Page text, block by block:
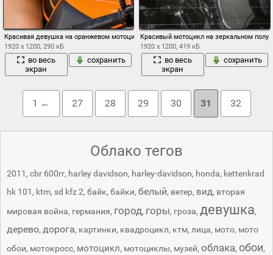
Красивая девушка на оранжевом мотоцикле
1920 x 1200, 290 кБ
во весь
экран
сохранить
Красивый мотоцикл на зеркальном полу
1920 x 1200, 419 кБ
во весь
экран
сохранить
1 ← 27 28 29 30 31 32
Облако тегов
2011 , cbr 600rr, harley davidson, harley-davidson, honda, kettenkrad
hk 101 , ktm, sd kfz 2, байк, байки, белый, ветер, вид, вторая
мировая война, германия, город, горы, гроза, девушка,
дерево, дорога, картинки, квадроцикл, ктм, лица, мото, мото
обои, мотокросс, мотоцикл, мотоциклы, музей, облака, обои,